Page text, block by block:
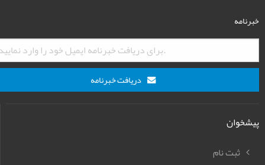
خبرنامه
دریافت خبرنامه
پیشخوان
ثبت نام